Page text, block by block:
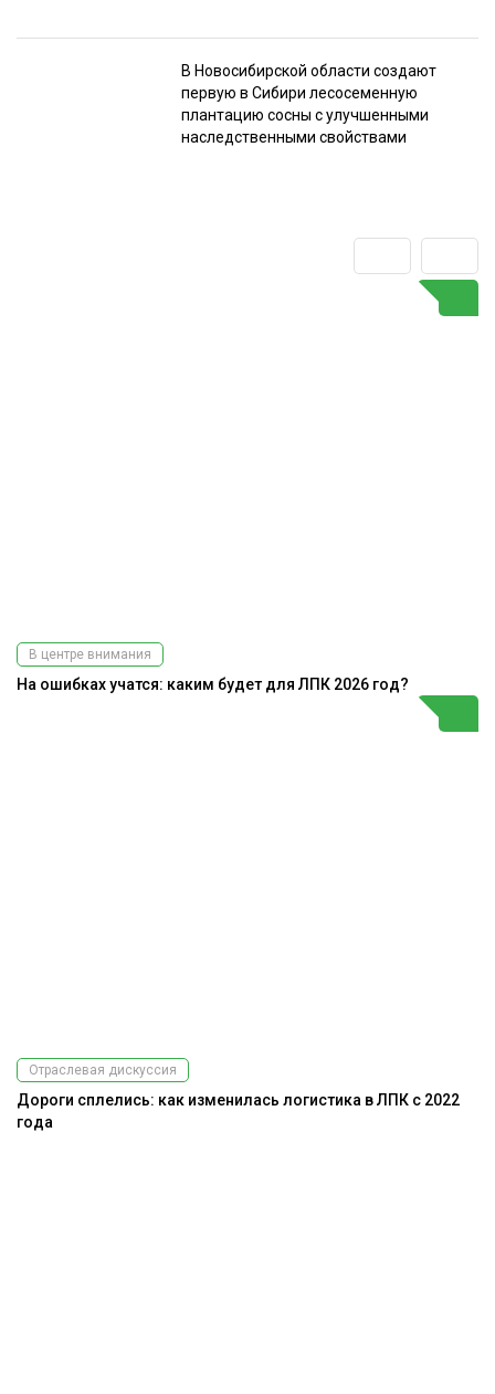
В Новосибирской области создают
первую в Сибири лесосеменную
плантацию сосны с улучшенными
наследственными свойствами
В центре внимания
На ошибках учатся: каким будет для ЛПК 2026 год?
Отраслевая дискуссия
Дороги сплелись: как изменилась логистика в ЛПК с 2022
года